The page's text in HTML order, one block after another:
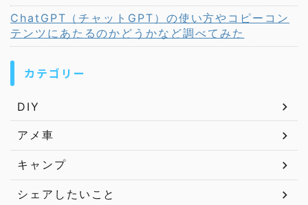
ChatGPT（チャットGPT）の使い方やコピーコン
テンツにあたるのかどうかなど調べてみた
カテゴリー
DIY
アメ車
キャンプ
シェアしたいこと